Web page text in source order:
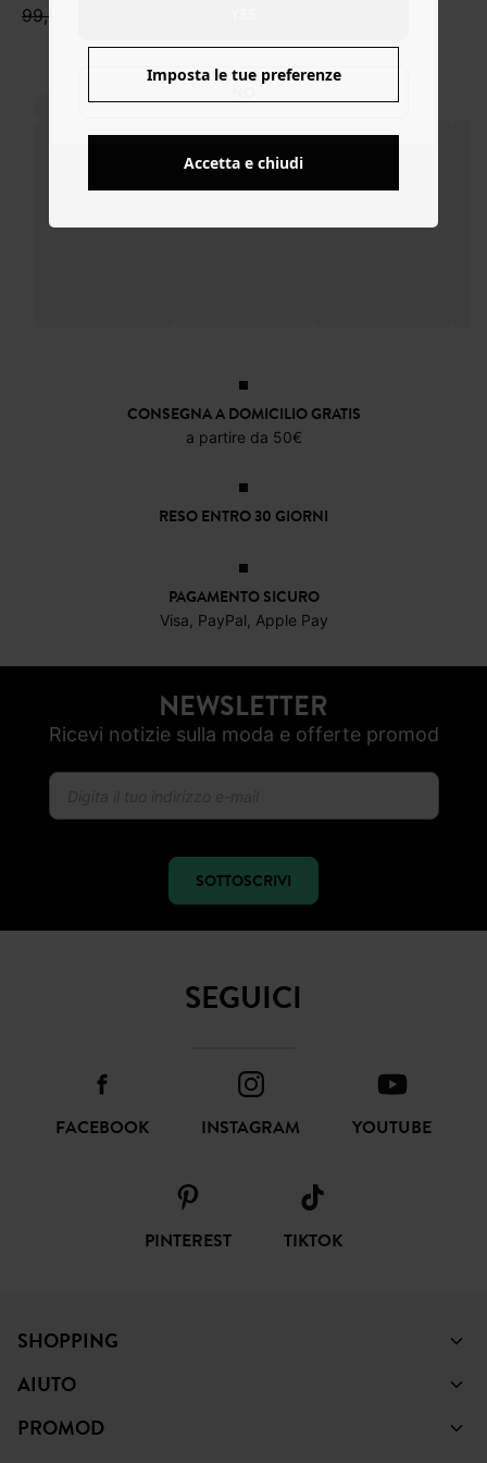
99,99 €
CONSEGNA A DOMICILIO GRATIS
a partire da 50€
RESO ENTRO 30 GIORNI
PAGAMENTO SICURO
Visa, PayPal, Apple Pay
NEWSLETTER
Ricevi notizie sulla moda e offerte promod
SOTTOSCRIVI
SEGUICI
FACEBOOK INSTAGRAM YOUTUBE
PINTEREST TIKTOK
SHOPPING
AIUTO
PROMOD
Imposta le tue preferenze
Accetta e chiudi